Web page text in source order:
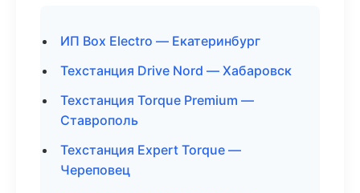
ИП Box Electro — Екатеринбург
Техстанция Drive Nord — Хабаровск
Техстанция Torque Premium —
Ставрополь
Техстанция Expert Torque —
Череповец